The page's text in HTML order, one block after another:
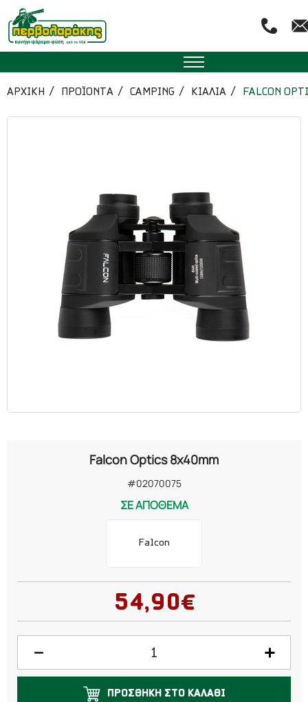
ΑΡΧΙΚΉ ΠΡΟΪΟΝΤΑ CAMPING ΚΙΑΛΙΑ FALCON
Falcon Optics 8x40mm
#02070075
ΣΕ ΑΠΟΘΕΜΑ
Falcon
54,90€
ΠΡΟΣΘΗΚΗ ΣΤΟ ΚΑΛΑΘΙ